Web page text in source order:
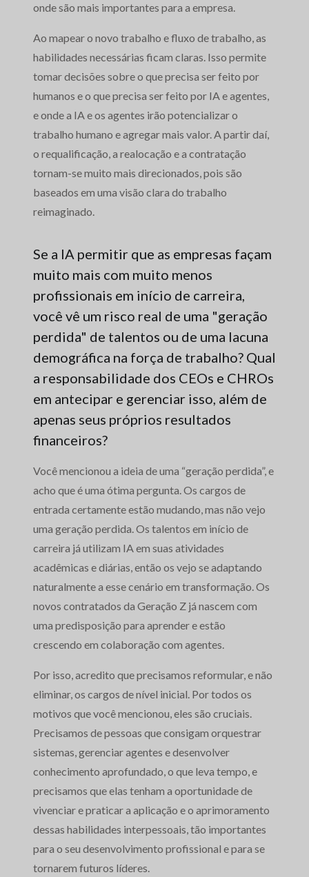
onde são mais importantes para a empresa.
Ao mapear o novo trabalho e fluxo de trabalho, as
habilidades necessárias ficam claras. Isso permite
tomar decisões sobre o que precisa ser feito por
humanos e o que precisa ser feito por IA e agentes,
e onde a IA e os agentes irão potencializar o
trabalho humano e agregar mais valor. A partir daí,
o requalificação, a realocação e a contratação
tornam-se muito mais direcionados, pois são
baseados em uma visão clara do trabalho
reimaginado.
Se a IA permitir que as empresas façam
muito mais com muito menos
profissionais em início de carreira,
você vê um risco real de uma "geração
perdida" de talentos ou de uma lacuna
demográfica na força de trabalho? Qual
a responsabilidade dos CEOs e CHROs
em antecipar e gerenciar isso, além de
apenas seus próprios resultados
financeiros?
Você mencionou a ideia de uma “geração perdida”, e
acho que é uma ótima pergunta. Os cargos de
entrada certamente estão mudando, mas não vejo
uma geração perdida. Os talentos em início de
carreira já utilizam IA em suas atividades
acadêmicas e diárias, então os vejo se adaptando
naturalmente a esse cenário em transformação. Os
novos contratados da Geração Z já nascem com
uma predisposição para aprender e estão
crescendo em colaboração com agentes.
Por isso, acredito que precisamos reformular, e não
eliminar, os cargos de nível inicial. Por todos os
motivos que você mencionou, eles são cruciais.
Precisamos de pessoas que consigam orquestrar
sistemas, gerenciar agentes e desenvolver
conhecimento aprofundado, o que leva tempo, e
precisamos que elas tenham a oportunidade de
vivenciar e praticar a aplicação e o aprimoramento
dessas habilidades interpessoais, tão importantes
para o seu desenvolvimento profissional e para se
tornarem futuros líderes.